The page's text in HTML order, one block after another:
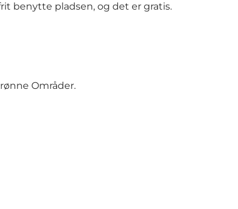
benytte pladsen, og det er gratis.
Områder.